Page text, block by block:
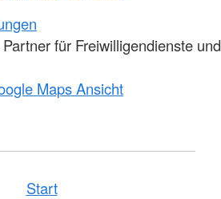
für Freiwilligendienste und
Maps Ansicht
Start